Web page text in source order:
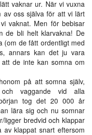
vaknar ur. När vi vuxna
av oss själva för att vi lärt
vaknat. Men för bebisar
de bli helt klarvakna! De
(om de fått ordentligt med
annars kan det ju vara
de inte kan somna om
på att somna själv,
vaggande vid alla
tog det 20 000 år
lära sig och nu somnar
ligger bredvid och klappar
klappat snart eftersom